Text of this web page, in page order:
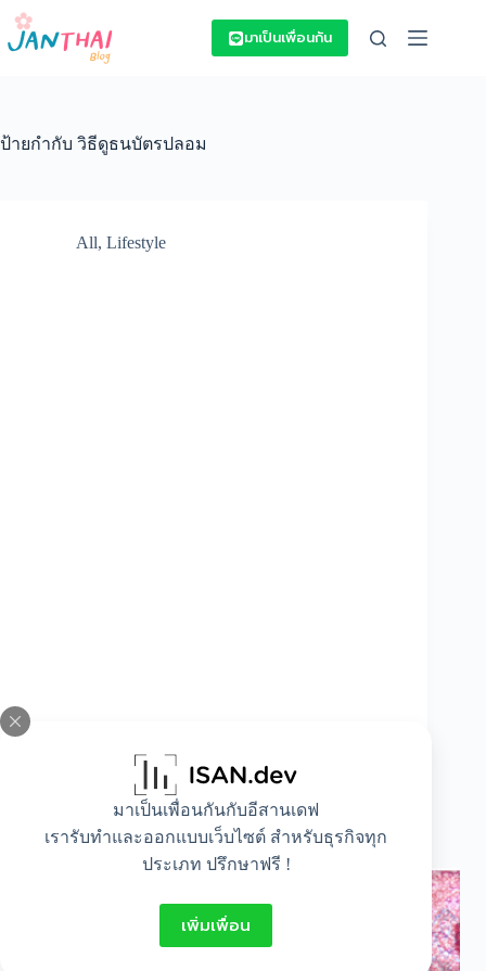
Skip
content
มาเป็นเพื่อนกันกับอีสานเดฟ
เรารับทำและออกแบบเว็บไซต์ สำหรับธุรกิจทุก
ประเภท ปรึกษาฟรี !
เพิ่มเพื่อน
มาเป็นเพื่อนกัน
ป้ายกำกับ วิธีดูธนบัตรปลอม
All, Lifestyle
วิธีดูแบงค์ปลอม อันไหนธนบัตรจริง หรือ ปลอม
มาดูกัน